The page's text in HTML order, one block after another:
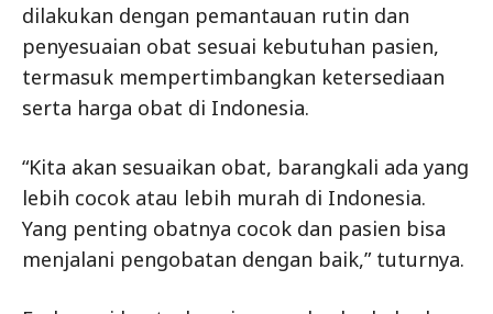
dilakukan dengan pemantauan rutin dan
penyesuaian obat sesuai kebutuhan pasien,
termasuk mempertimbangkan ketersediaan
serta harga obat di Indonesia.
“Kita akan sesuaikan obat, barangkali ada yang
lebih cocok atau lebih murah di Indonesia.
Yang penting obatnya cocok dan pasien bisa
menjalani pengobatan dengan baik,” tuturnya.